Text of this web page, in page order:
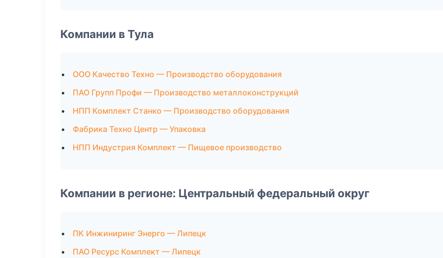
Компании в Тула
ООО Качество Техно — Производство оборудования
ПАО Групп Профи — Производство металлоконструкций
НПП Комплект Станко — Производство оборудования
Фабрика Техно Центр — Упаковка
НПП Индустрия Комплект — Пищевое производство
Компании в регионе: Центральный федеральный округ
ПК Инжиниринг Энерго — Липецк
ПАО Ресурс Комплект — Липецк